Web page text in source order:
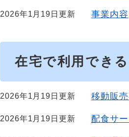
2026年1月19日更新 事業内容
在宅で利用でき
2026年1月19日更新 移動販
2026年1月19日更新 配食サ